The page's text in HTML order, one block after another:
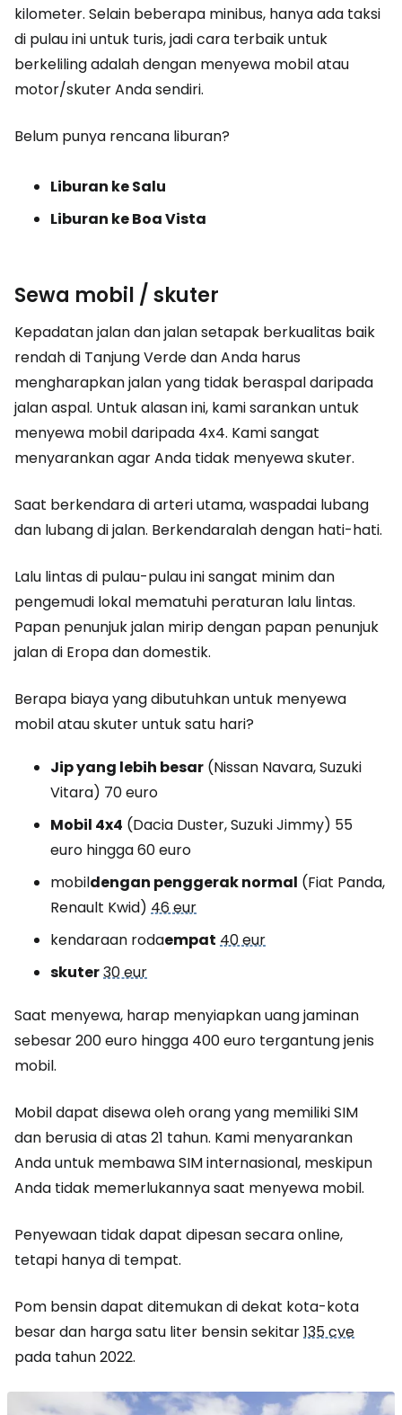
kilometer. Selain beberapa minibus, hanya ada taksi
di pulau ini untuk turis, jadi cara terbaik untuk
berkeliling adalah dengan menyewa mobil atau
motor/skuter Anda sendiri.
Belum punya rencana liburan?
Liburan ke Salu
Liburan ke Boa Vista
Sewa mobil / skuter
Kepadatan jalan dan jalan setapak berkualitas baik
rendah di Tanjung Verde dan Anda harus
mengharapkan jalan yang tidak beraspal daripada
jalan aspal. Untuk alasan ini, kami sarankan untuk
menyewa mobil daripada 4x4. Kami sangat
menyarankan agar Anda tidak menyewa skuter.
Saat berkendara di arteri utama, waspadai lubang
dan lubang di jalan. Berkendaralah dengan hati-hati.
Lalu lintas di pulau-pulau ini sangat minim dan
pengemudi lokal mematuhi peraturan lalu lintas.
Papan penunjuk jalan mirip dengan papan penunjuk
jalan di Eropa dan domestik.
Berapa biaya yang dibutuhkan untuk menyewa
mobil atau skuter untuk satu hari?
Jip yang lebih besar (Nissan Navara, Suzuki
Vitara) 70 euro
Mobil 4x4 (Dacia Duster, Suzuki Jimmy) 55
euro hingga 60 euro
mobildengan penggerak normal (Fiat Panda,
Renault Kwid) 46 eur
kendaraan rodaempat 40 eur
skuter30 eur
Saat menyewa, harap menyiapkan uang jaminan
sebesar 200 euro hingga 400 euro tergantung jenis
mobil.
Mobil dapat disewa oleh orang yang memiliki SIM
dan berusia di atas 21 tahun. Kami menyarankan
Anda untuk membawa SIM internasional, meskipun
Anda tidak memerlukannya saat menyewa mobil.
Penyewaan tidak dapat dipesan secara online,
tetapi hanya di tempat.
Pom bensin dapat ditemukan di dekat kota-kota
besar dan harga satu liter bensin sekitar135 cve
pada tahun 2022.